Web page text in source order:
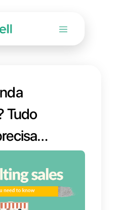
Tudo
precisa